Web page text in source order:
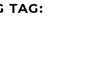
TAG: